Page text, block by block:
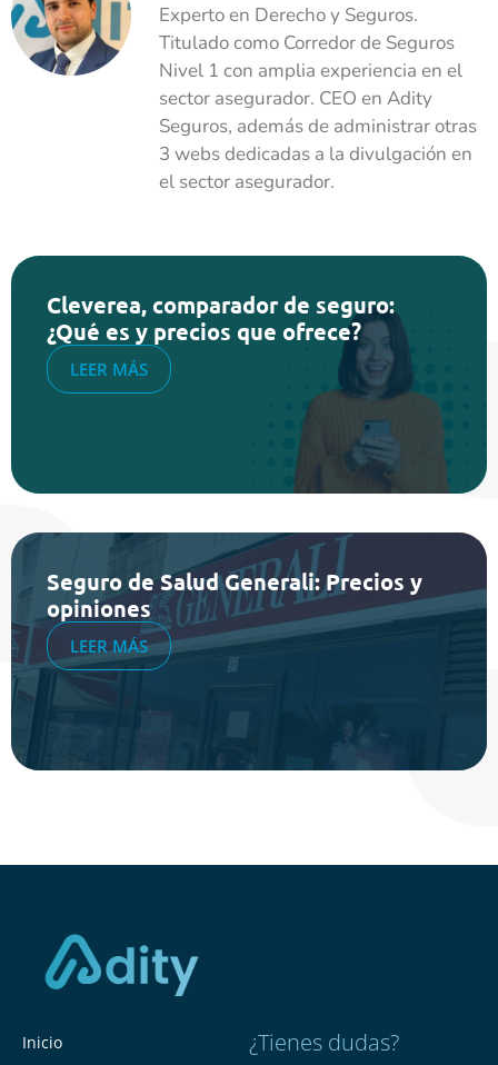
Experto en Derecho y Seguros.
Titulado como Corredor de Seguros
Nivel 1 con amplia experiencia en el
sector asegurador. CEO en Adity
Seguros, además de administrar otras
3 webs dedicadas a la divulgación en
el sector asegurador.
Cleverea, comparador de seguro:
¿Qué es y precios que ofrece?
LEER MÁS
Seguro de Salud Generali: Precios y
opiniones
LEER MÁS
Inicio ¿Tienes dudas?